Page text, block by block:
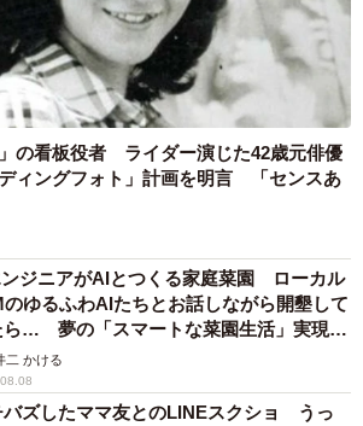
の看板役者 ライダー演じた42歳元俳優
ィングフォト」計画を明言 「センスあ
ンジニアがAIとつくる家庭菜園 ローカル
のゆるふわAIたちとお話しながら開墾して
ら… 夢の「スマートな菜園生活」実現な
二 かける
バズしたママ友とのLINEスクショ うっ